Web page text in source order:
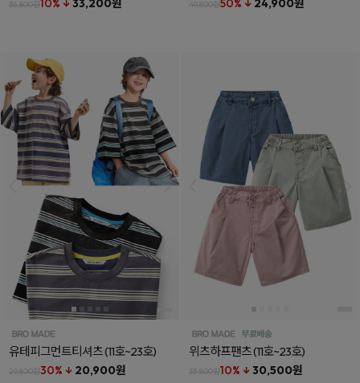
36,800원10% ↓ 33,200원 49,800원50% ↓ 24,900원
유테피그먼트티셔츠(11호~23호)
29,800원30% ↓ 20,900원
위츠하프팬츠(11호~23호)
33,800원10% ↓ 30,500원